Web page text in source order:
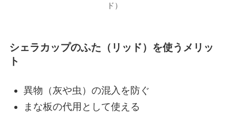
ド）
シェラカップのふた（リッド）を使うメリッ
ト
異物（灰や虫）の混入を防ぐ
まな板の代用として使える